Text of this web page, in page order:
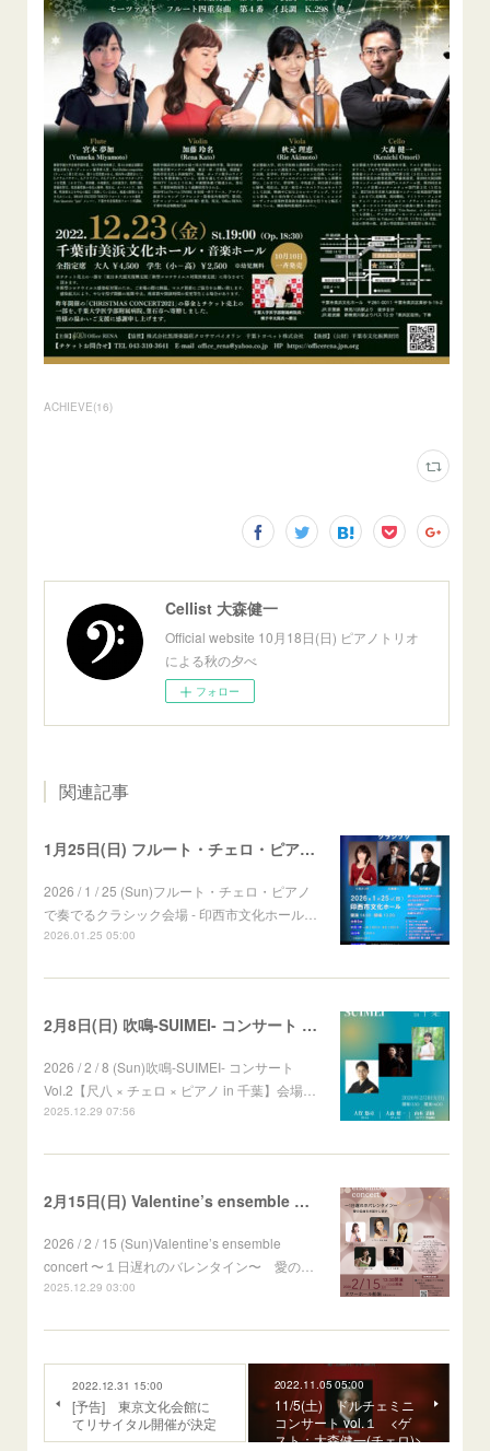
ACHIEVE(16)
Cellist 大森健一
Official website 10月18日(日) ピアノトリオ
による秋の夕べ
フォロー
関連記事
1月25日(日) フルート・チェロ・ピアノで奏でるクラシック
2026 / 1 / 25 (Sun)フルート・チェロ・ピアノ
で奏でるクラシック会場 - 印西市文化ホール…
2026.01.25 05:00
2月8日(日) 吹鳴-SUIMEI- コンサート Vol.2
2026 / 2 / 8 (Sun)吹鳴-SUIMEI- コンサート
Vol.2【尺八 × チェロ × ピアノ in 千葉】会場…
2025.12.29 07:56
2月15日(日) Valentine’s ensemble concert
2026 / 2 / 15 (Sun)Valentine’s ensemble
concert 〜１日遅れのバレンタイン〜 愛の…
2025.12.29 03:00
2022.12.31 15:00
[予告] 東京文化会館に
てリサイタル開催が決定
2022.11.05 05:00
11/5(土) ドルチェミニ
コンサート vol.１ <ゲ
スト：大森健一(チェロ)>